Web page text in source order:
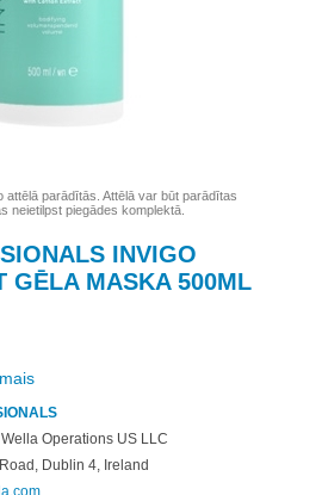
attēlā parādītās. Attēlā var būt parādītas
neietilpst piegādes komplektā.
INVIGO
GĒLA MASKA 500ML
Wella Operations US LLC
Dublin 4, Ireland